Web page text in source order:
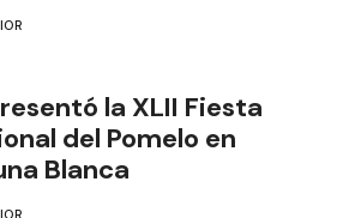
la XLII Fiesta
del Pomelo en
Blanca